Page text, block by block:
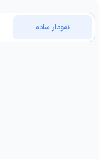
نمودار ساده